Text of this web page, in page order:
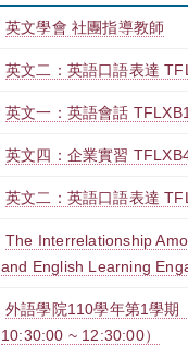
英文學會 社團指導教師
英文二：英語口語表達
英文一：英語會話
英文四：企業實習
英文二：英語口語表達
The Interrelationship
and English Learning
外語學院110學年第1學期
10:30:00 ~ 12:30:00）